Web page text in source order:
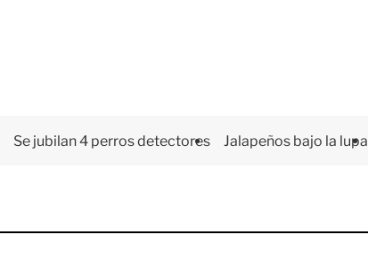
Se jubilan 4 perros detectores Jalapeños bajo la lupa